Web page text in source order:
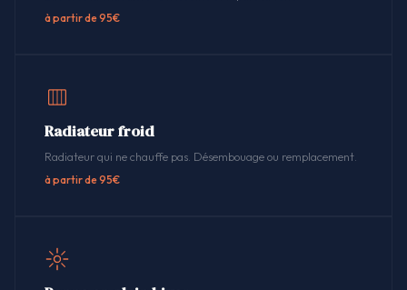
à partir de 95€
Radiateur froid
Radiateur qui ne chauffe pas. Désembouage ou remplacement.
à partir de 95€